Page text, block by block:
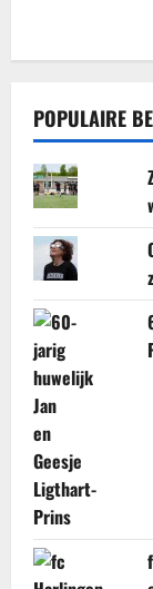
POPULAIRE